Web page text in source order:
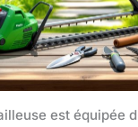
est équipée